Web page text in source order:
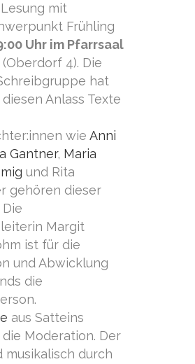
mit
Frühling
Uhr im Pfarrsaal
(Oberdorf 4). Die
hat
Anlass Texte
wie Anni
Gantner, Maria
und Rita
gehören dieser
Margit
ist für die
und Abwicklung
die
aus Satteins
Moderation. Der
musikalisch durch